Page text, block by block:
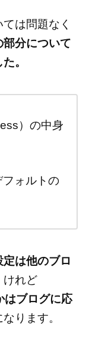
は問題なく
部分について
。
）の中身
ォルトの
は他のブロ
けれど
ブログに応
ります。